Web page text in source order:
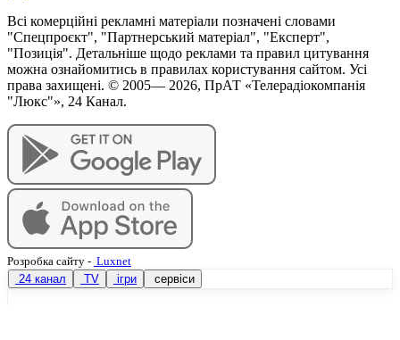
Всі комерційні рекламні матеріали позначені словами
"Спецпроєкт", "Партнерський матеріал", "Експерт",
"Позиція". Детальніше щодо реклами та правил цитування
можна ознайомитись в правилах користування сайтом. Усі
права захищені. © 2005— 2026, ПрАТ «Телерадіокомпанія
"Люкс"», 24 Канал.
Розробка сайту - Luxnet
24 канал
TV ігри сервіси